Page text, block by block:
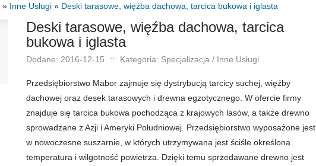
» Inne Usługi » Deski tarasowe, więźba dachowa, tarcica bukowa i iglasta
Deski tarasowe, więźba dachowa, tarcica
bukowa i iglasta
Dodane: 2016-12-15 :: Kategoria: Specjalizacja / Inne Usługi
Przedsiębiorstwo Mabor zajmuje się dystrybucją tarcicy suchej, więźby
dachowej oraz desek tarasowych i drewna egzotycznego. W ofercie firmy
znajduje się tarcica bukowa pochodząca z krajowych lasów, a także drewno
sprowadzane z Azji i Ameryki Południowej. Przedsiębiorstwo wyposażone jest
w nowoczesne suszarnie, w których utrzymywana jest ściśle określona
temperatura i wilgotność powietrza. Dzięki temu sprzedawane drewno jest